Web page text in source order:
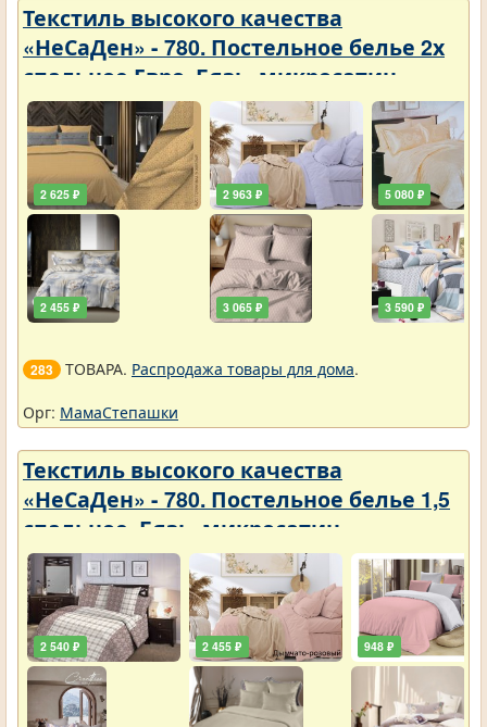
Текстиль высокого качества
«НеСаДен» - 780. Постельное белье 2х
спальное Евро. Бязь, микросатин,
микрофибра, перкаль, поплин, сатин.
Цены упали
2 625 ₽
2 455 ₽
2 963 ₽
3 065 ₽
5 080 ₽
3 590 ₽
283 ТОВАРА. Распродажа товары для дома.
Орг: МамаСтепашки
Текстиль высокого качества
«НеСаДен» - 780. Постельное белье 1,5
спальное. Бязь, микросатин,
микрофибра, перкаль, поплин, сатин.
Цены упали
2 540 ₽ 2 455 ₽ 948 ₽